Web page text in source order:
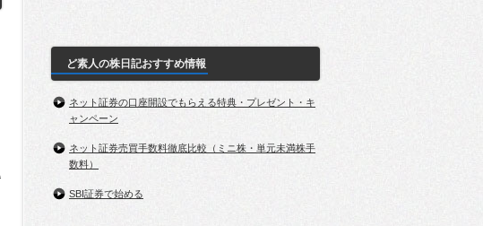
ど素人の株日記おすすめ情報
ネット証券の口座開設でもらえる特典・プレゼント・キ
ャンペーン
ネット証券売買手数料徹底比較（ミニ株・単元未満株手
数料）
SBI証券で始める